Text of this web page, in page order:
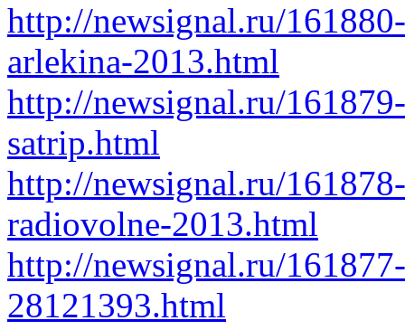
http://newsignal.ru/
arlekina-2013.html
http://newsignal.ru/
satrip.html
http://newsignal.ru/
radiovolne-2013.html
http://newsignal.ru/
28121393.html